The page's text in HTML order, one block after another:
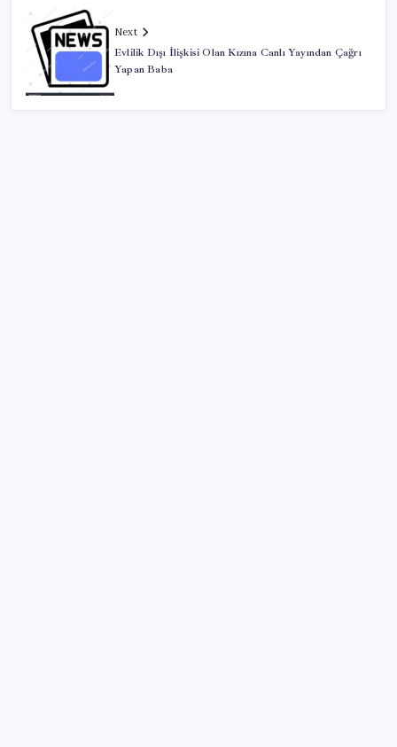
Next
Evlilik Dışı İlişkisi Olan Kızına Canlı Yayından Çağrı
Yapan Baba